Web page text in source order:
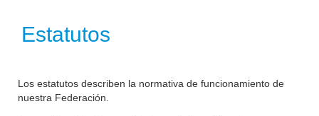
Estatutos
Los estatutos describen la normativa de funcionamiento de
nuestra Federación.